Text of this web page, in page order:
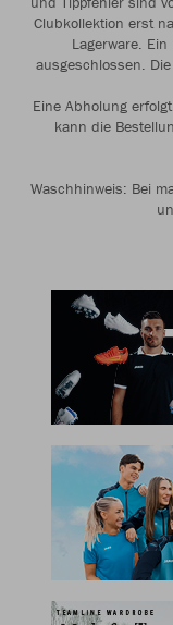
Clubkollektion erst
Lagerware.
ausgeschlossen.
Eine Abholung
kann die
Waschhinweis: Bei